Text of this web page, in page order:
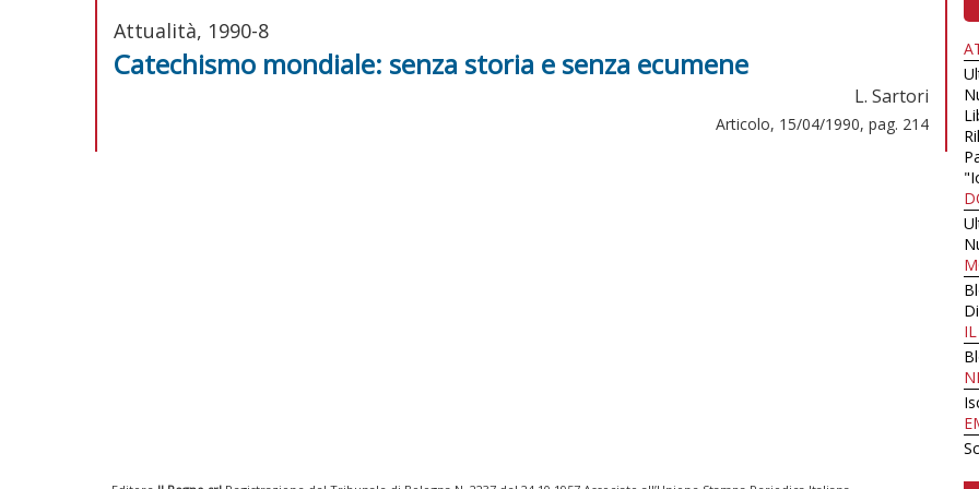
Attualità, 1990-8
Catechismo mondiale: senza storia e senza ecumene
L. Sartori
Articolo, 15/04/1990, pag. 214